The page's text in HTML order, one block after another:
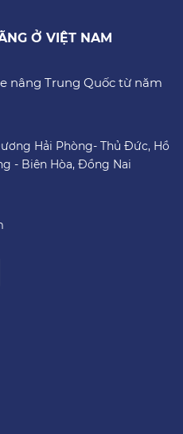
Ở VIỆT NAM
nâng Trung Quốc từ năm
Hải Phòng- Thủ Đức, Hồ
- Biên Hòa, Đồng Nai